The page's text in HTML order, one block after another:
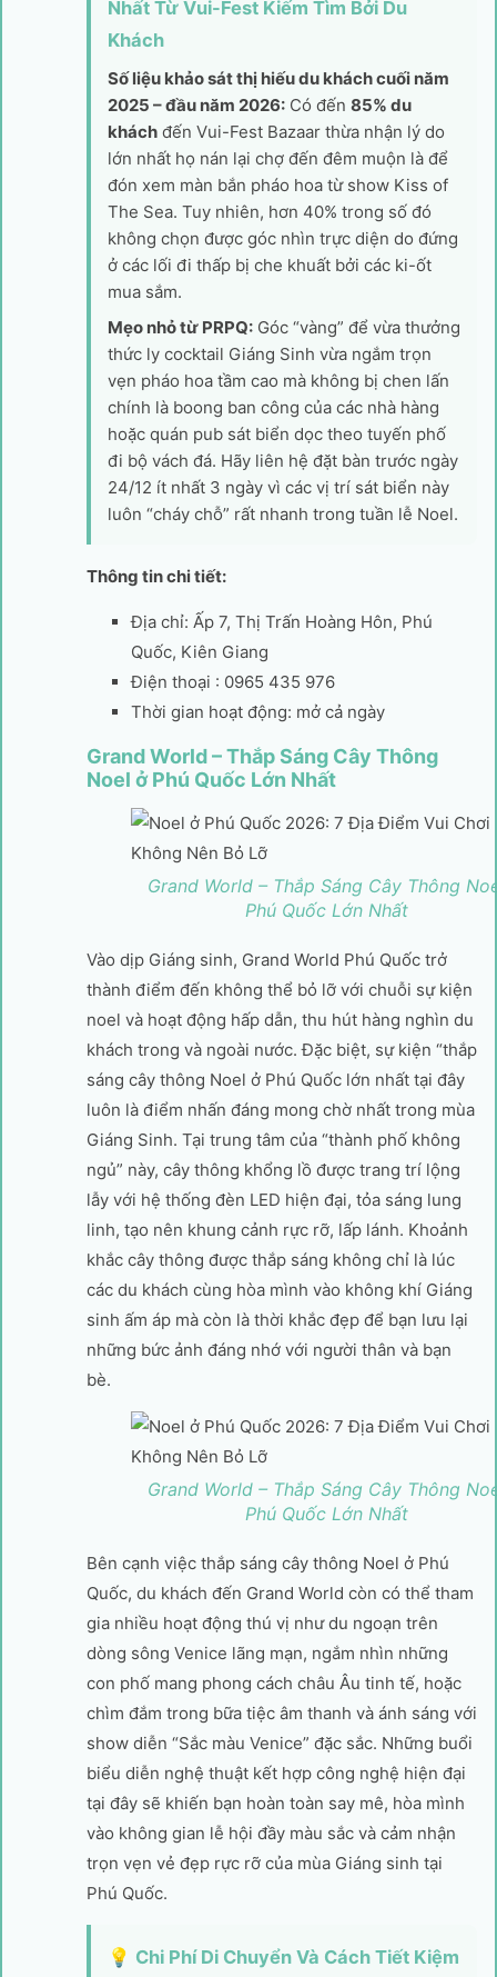
Nhất Từ Vui-Fest Kiếm Tìm Bởi Du
Khách
Số liệu khảo sát thị hiếu du khách cuối năm
2025 – đầu năm 2026: Có đến 85% du
khách đến Vui-Fest Bazaar thừa nhận lý do
lớn nhất họ nán lại chợ đến đêm muộn là để
đón xem màn bắn pháo hoa từ show Kiss of
The Sea. Tuy nhiên, hơn 40% trong số đó
không chọn được góc nhìn trực diện do đứng
ở các lối đi thấp bị che khuất bởi các ki-ốt
mua sắm.
Mẹo nhỏ từ PRPQ: Góc “vàng” để vừa thưởng
thức ly cocktail Giáng Sinh vừa ngắm trọn
vẹn pháo hoa tầm cao mà không bị chen lấn
chính là boong ban công của các nhà hàng
hoặc quán pub sát biển dọc theo tuyến phố
đi bộ vách đá. Hãy liên hệ đặt bàn trước ngày
24/12 ít nhất 3 ngày vì các vị trí sát biển này
luôn “cháy chỗ” rất nhanh trong tuần lễ Noel.
Thông tin chi tiết:
Địa chỉ: Ấp 7, Thị Trấn Hoàng Hôn, Phú
Quốc, Kiên Giang
Điện thoại : 0965 435 976
Thời gian hoạt động: mở cả ngày
Grand World – Thắp Sáng Cây Thông
Noel ở Phú Quốc Lớn Nhất
Grand World – Thắp Sáng Cây Thông
Phú Quốc Lớn Nhất
Vào dịp Giáng sinh, Grand World Phú Quốc trở
thành điểm đến không thể bỏ lỡ với chuỗi sự kiện
noel và hoạt động hấp dẫn, thu hút hàng nghìn du
khách trong và ngoài nước. Đặc biệt, sự kiện “thắp
sáng cây thông Noel ở Phú Quốc lớn nhất tại đây
luôn là điểm nhấn đáng mong chờ nhất trong mùa
Giáng Sinh. Tại trung tâm của “thành phố không
ngủ” này, cây thông khổng lồ được trang trí lộng
lẫy với hệ thống đèn LED hiện đại, tỏa sáng lung
linh, tạo nên khung cảnh rực rỡ, lấp lánh. Khoảnh
khắc cây thông được thắp sáng không chỉ là lúc
các du khách cùng hòa mình vào không khí Giáng
sinh ấm áp mà còn là thời khắc đẹp để bạn lưu lại
những bức ảnh đáng nhớ với người thân và bạn
bè.
Grand World – Thắp Sáng Cây Thông
Phú Quốc Lớn Nhất
Bên cạnh việc thắp sáng cây thông Noel ở Phú
Quốc, du khách đến Grand World còn có thể tham
gia nhiều hoạt động thú vị như du ngoạn trên
dòng sông Venice lãng mạn, ngắm nhìn những
con phố mang phong cách châu Âu tinh tế, hoặc
chìm đắm trong bữa tiệc âm thanh và ánh sáng với
show diễn “Sắc màu Venice” đặc sắc. Những buổi
biểu diễn nghệ thuật kết hợp công nghệ hiện đại
tại đây sẽ khiến bạn hoàn toàn say mê, hòa mình
vào không gian lễ hội đầy màu sắc và cảm nhận
trọn vẹn vẻ đẹp rực rỡ của mùa Giáng sinh tại
Phú Quốc.
💡 Chi Phí Di Chuyển Và Cách Tiết Kiệm